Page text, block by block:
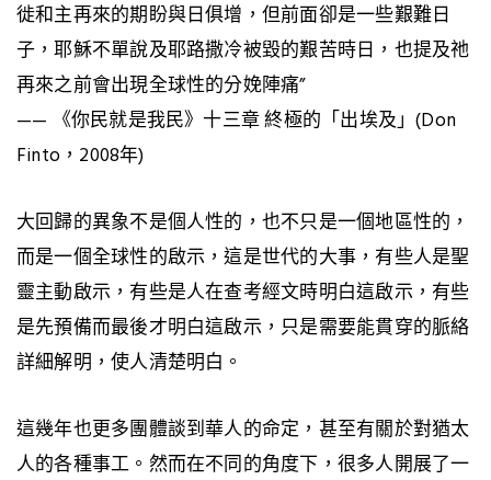
徙和主再來的期盼與日俱增，但前面卻是一些艱難日
子，耶穌不單說及耶路撒冷被毀的艱苦時日，也提及祂
再來之前會出現全球性的分娩陣痛”
—— 《你民就是我民》十三章 終極的「出埃及」(Don
Finto，2008年)
大回歸的異象不是個人性的，也不只是一個地區性的，
而是一個全球性的啟示，這是世代的大事，有些人是聖
靈主動啟示，有些是人在查考經文時明白這啟示，有些
是先預備而最後才明白這啟示，只是需要能貫穿的脈絡
詳細解明，使人清楚明白。
這幾年也更多團體談到華人的命定，甚至有關於對猶太
人的各種事工。然而在不同的角度下，很多人開展了一